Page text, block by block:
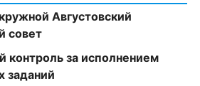
Августовский
совет
контроль за исполнением
заданий